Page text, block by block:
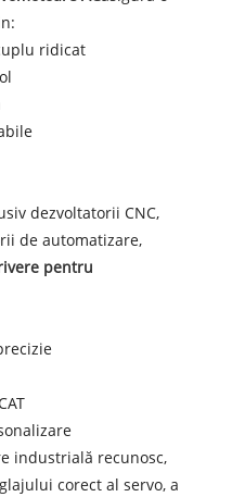
ridicat
dezvoltatorii CNC,
de automatizare,
pentru
industrială recunosc,
corect al servo, a